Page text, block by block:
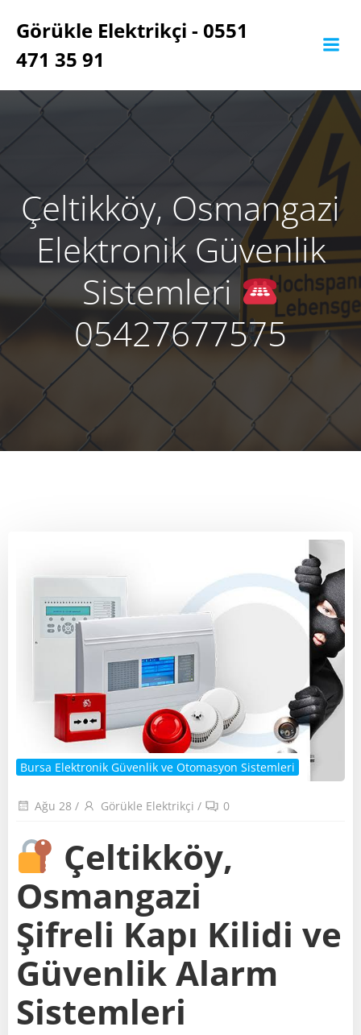
geç
Görükle Elektrikçi - 0551
471 35 91
Çeltikköy, Osmangazi
Elektronik Güvenlik
Sistemleri
05427677575
Bursa Elektronik Güvenlik ve Otomasyon Sistemleri
Ağu 28 / Görükle Elektrikçi / 0
Çeltikköy,
Osmangazi
Şifreli Kapı Kilidi ve
Güvenlik Alarm
Sistemleri